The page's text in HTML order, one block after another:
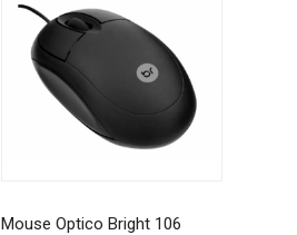
Mouse Optico Bright 106